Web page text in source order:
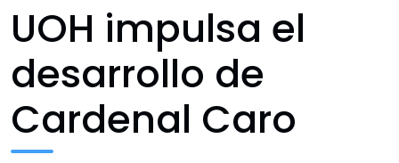
UOH impulsa el
desarrollo de
Cardenal Caro